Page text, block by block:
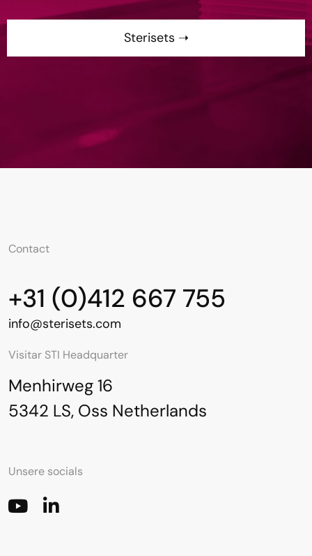
Sterisets ➝
Contact
+31 (0)412 667 755
info@sterisets.com
Visitar STI Headquarter
Menhirweg 16
5342 LS, Oss Netherlands
Unsere socials